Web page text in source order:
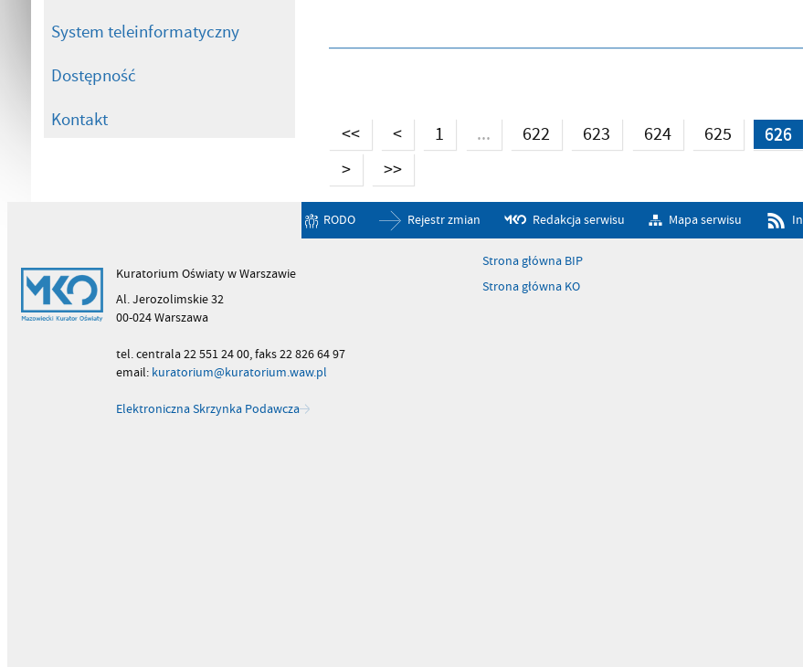
System teleinformatyczny
Dostępność
Kontakt
<< < 1 ... 622 623 624 625 626
>
>>
RODO Rejestr zmian Redakcja serwisu Mapa serwisu
Kuratorium Oświaty w Warszawie
Al. Jerozolimskie 32
00-024 Warszawa
tel. centrala 22 551 24 00, faks 22 826 64 97
email: kuratorium@kuratorium.waw.pl
Elektroniczna Skrzynka Podawcza
Strona główna BIP
Strona główna KO